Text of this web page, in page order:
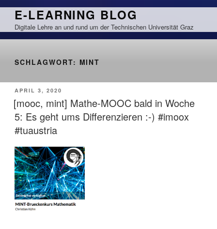
Zum
springen
E-LEARNING BLOG
Digitale Lehre an und rund um der Technischen Universität Graz
SCHLAGWORT: MINT
VERÖFFENTLICHT
AM
APRIL 3, 2020
[mooc, mint] Mathe-MOOC bald in Woche
5: Es geht ums Differenzieren :-) #imoox
#tuaustria